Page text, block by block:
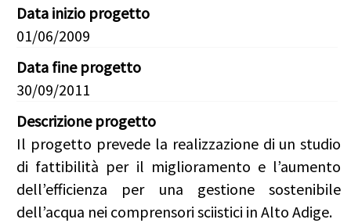
Data inizio progetto
01/06/2009
Data fine progetto
30/09/2011
Descrizione progetto
Il progetto prevede la realizzazione di un studio
di fattibilità per il miglioramento e l’aumento
dell’efficienza per una gestione sostenibile
dell’acqua nei comprensori sciistici in Alto Adige.